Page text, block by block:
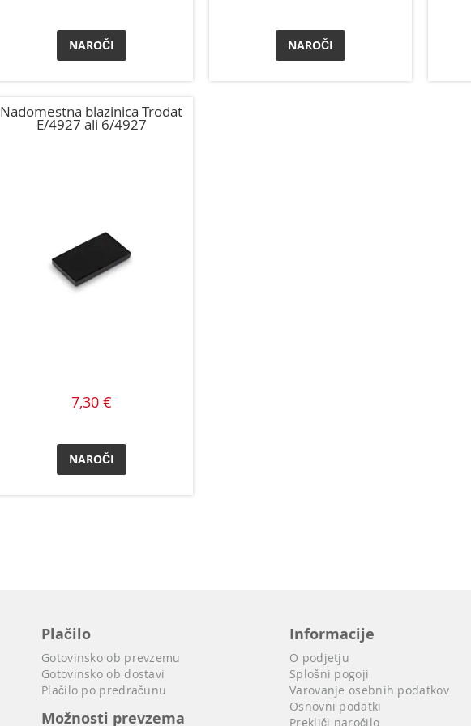
NAROČI NAROČI
Nadomestna blazinica Trodat
E/4927 ali 6/4927
7,30 €
NAROČI
Plačilo
Gotovinsko ob prevzemu
Gotovinsko ob dostavi
Plačilo po predračunu
Možnosti prevzema
Informacije
O podjetju
Splošni pogoji
Varovanje osebnih podatkov
Osnovni podatki
Prekliči naročilo